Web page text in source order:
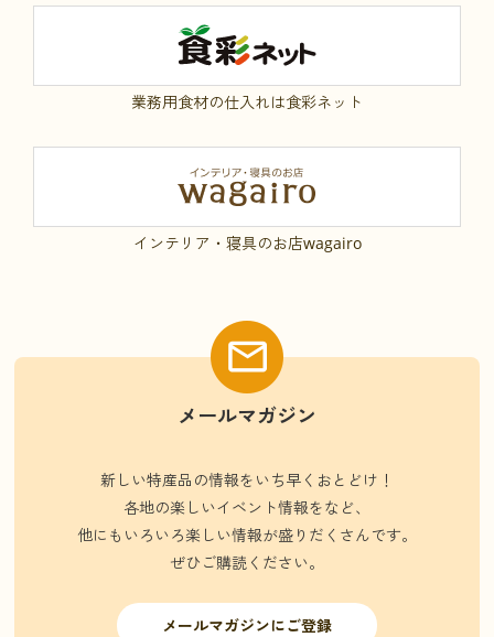
業務用食材の仕入れは食彩ネット
インテリア・寝具のお店wagairo
メールマガジン
新しい特産品の情報をいち早くおとどけ！
各地の楽しいイベント情報をなど、
他にもいろいろ楽しい情報が盛りだくさんです。
ぜひご購読ください。
メールマガジンにご登録